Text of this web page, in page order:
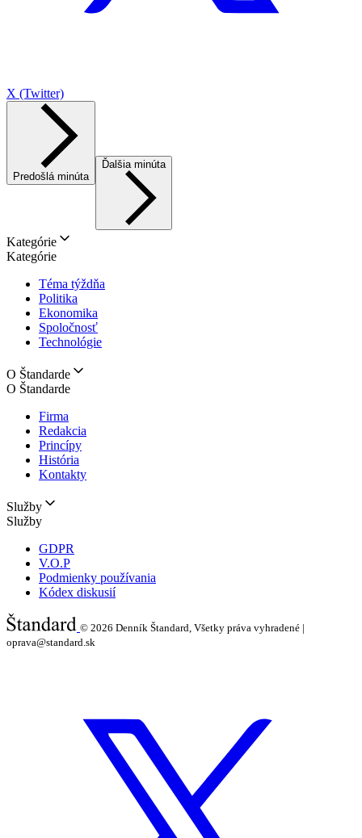
X (Twitter)
Predošlá minúta
Ďalšia minúta
Kategórie
Kategórie
Téma týždňa
Politika
Ekonomika
Spoločnosť
Technológie
O Štandarde
O Štandarde
Firma
Redakcia
Princípy
História
Kontakty
Služby
Služby
GDPR
V.O.P
Podmienky používania
Kódex diskusií
© 2026 Denník Štandard, Všetky práva vyhradené |
oprava@standard.sk